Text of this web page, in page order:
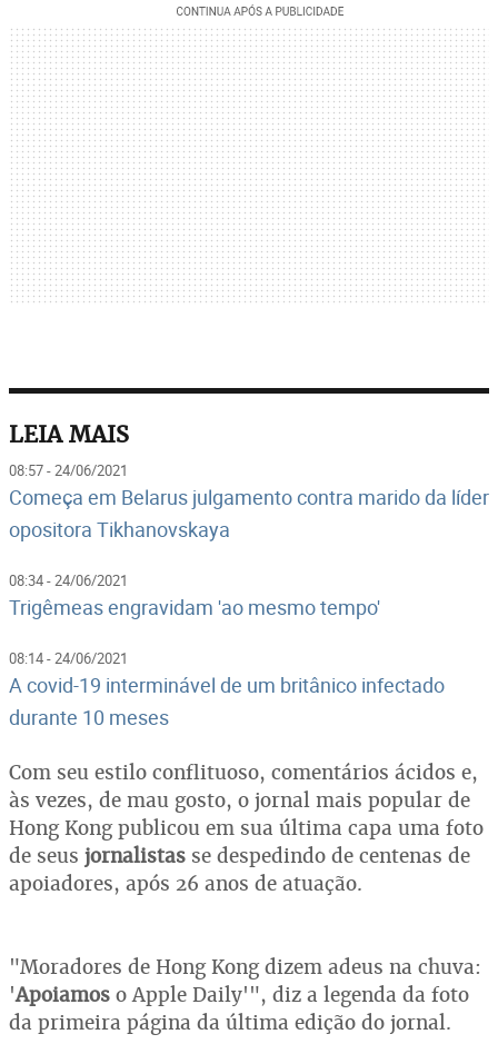
LEIA MAIS
08:57 - 24/06/2021
Começa em Belarus julgamento contra marido da líder
opositora Tikhanovskaya
08:34 - 24/06/2021
Trigêmeas engravidam 'ao mesmo tempo'
08:14 - 24/06/2021
A covid-19 interminável de um britânico infectado
durante 10 meses
Com seu estilo conflituoso, comentários ácidos e,
às vezes, de mau gosto, o jornal mais popular de
Hong Kong publicou em sua última capa uma foto
de seus jornalistas se despedindo de centenas de
apoiadores, após 26 anos de atuação.
"Moradores de Hong Kong dizem adeus na chuva:
'Apoiamos o Apple Daily'", diz a legenda da foto
da primeira página da última edição do jornal.